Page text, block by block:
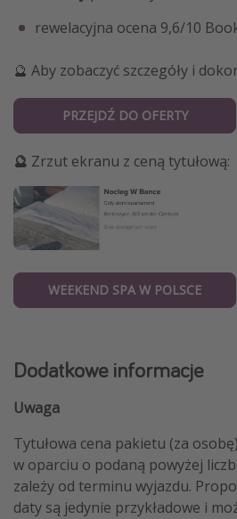
rewelacyjna ocena 9,6/10
🔮 Aby zobaczyć szczegóły i
PRZEJDŹ DO OFERTY
🔮 Zrzut ekranu z ceną tytułową:
WEEKEND SPA W POLSCE
Dodatkowe informacje
Uwaga
Tytułowa cena pakietu (za
w oparciu o podaną powyżej
zależy od terminu wyjazdu.
daty są jedynie przykładowe i